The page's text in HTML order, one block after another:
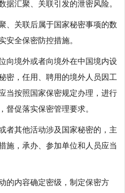
据汇聚、关联引发的泄密风险。
、关联后属于国家秘密事项的数
安全保密防控措施。
向境外或者向境外在中国境内设
密，任用、聘用的境外人员因工
当按照国家保密规定办理，进行
督促落实保密管理要求。
者其他活动涉及国家秘密的，主
施，承办、参加单位和人员应当
的内容确定密级，制定保密方